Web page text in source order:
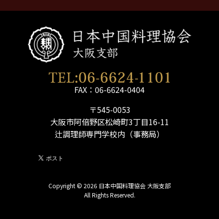
FAX：06-6624-0404
〒545-0053
大阪市阿倍野区松崎町3丁目16-11
辻調理師専門学校内（事務局）
Copyright © 2026 日本中国料理協会 大阪支部
All Rights Reserved.